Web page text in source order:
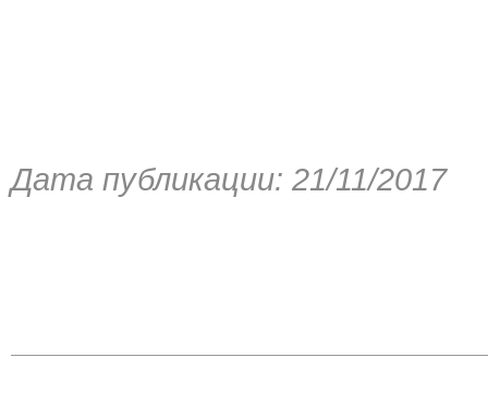
Дата публикации: 21/11/2017